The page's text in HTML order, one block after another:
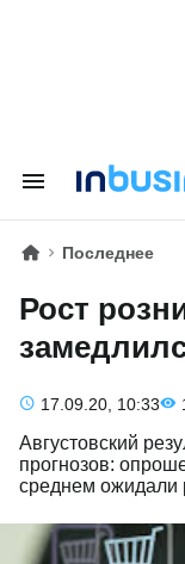
Последнее
Рост
17.09.20, 10:33
Августовский
прогнозов:
среднем ожидали